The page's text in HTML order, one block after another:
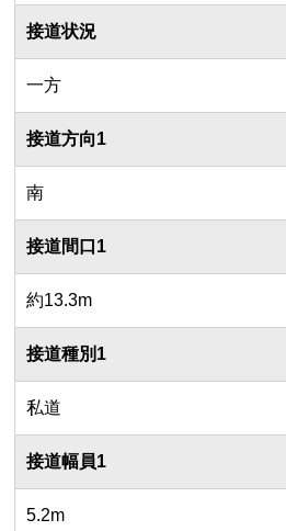
接道状況
一方
接道方向1
南
接道間口1
約13.3m
接道種別1
私道
接道幅員1
5.2m